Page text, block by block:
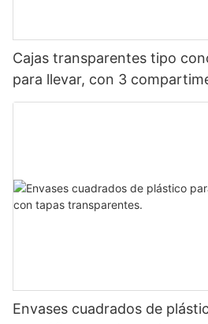
Cajas transparentes tipo
para llevar, con 3
Envases cuadrados de